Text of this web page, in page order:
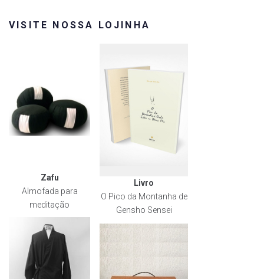
VISITE NOSSA LOJINHA
Zafu
Almofada para
meditação
Livro
O Pico da Montanha de
Gensho Sensei